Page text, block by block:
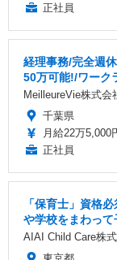
正社員
経理事務/完全週
50万可能!/ワーク
MeilleureVie株式会
千葉県
月給22万5,000
正社員
「保育士」資格
や学校をまわっ
AIAI Child Care株